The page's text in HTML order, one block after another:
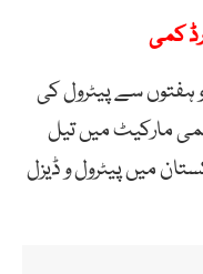
کمی
سے پیٹرول کی
مارکیٹ میں تیل
میں پیٹرول و ڈیزل